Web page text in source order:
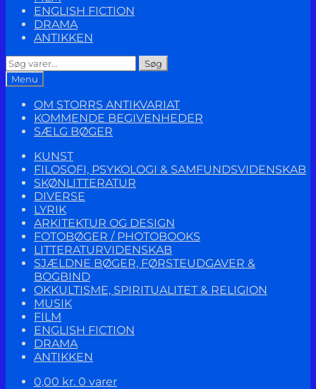
ENGLISH FICTION
DRAMA
ANTIKKEN
Søg
efter:
Søg
Menu
OM STORRS ANTIKVARIAT
KOMMENDE BEGIVENHEDER
SÆLG BØGER
KUNST
FILOSOFI, PSYKOLOGI & SAMFUNDSVIDENSKAB
SKØNLITTERATUR
DIVERSE
LYRIK
ARKITEKTUR OG DESIGN
FOTOBØGER / PHOTOBOOKS
LITTERATURVIDENSKAB
SJÆLDNE BØGER, FØRSTEUDGAVER &
BOGBIND
OKKULTISME, SPIRITUALITET & RELIGION
MUSIK
FILM
ENGLISH FICTION
DRAMA
ANTIKKEN
0,00 kr. 0 varer